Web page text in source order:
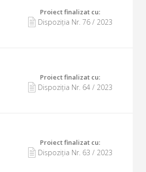
Proiect finalizat cu:
Dispoziția Nr. 76/ 2023
Proiect finalizat cu:
Dispoziția Nr. 64/ 2023
Proiect finalizat cu:
Dispoziția Nr. 63 / 2023